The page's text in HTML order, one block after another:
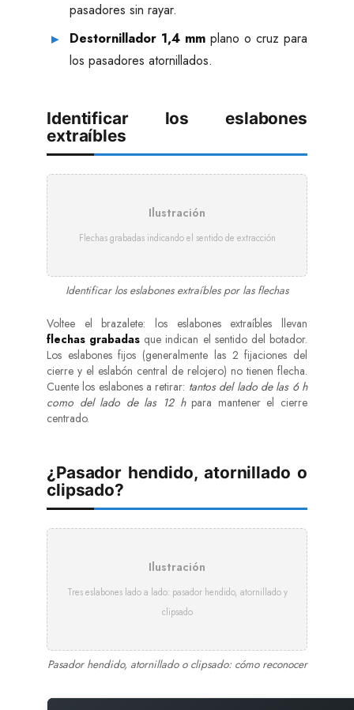
pasadores sin rayar.
Destornillador 1,4 mmplano o cruz para
los pasadores atornillados.
Identificar los eslabones
extraíbles
Ilustración
Flechas grabadas indicando el sentido de extracción
Identificar los eslabones extraíbles por las flechas
Voltee el brazalete: los eslabones extraíbles llevan
flechas grabadas que indican el sentido del botador.
Los eslabones fijos (generalmente las 2 fijaciones del
cierre y el eslabón central de relojero) no tienen flecha.
Cuente los eslabones a retirar: tantos del lado de las 6 h
como del lado de las 12 hpara mantener el cierre
centrado.
¿Pasador hendido, atornillado o
clipsado?
Ilustración
Tres eslabones lado a lado: pasador hendido, atornillado y
clipsado
Pasador hendido, atornillado o clipsado: cómo reconocer